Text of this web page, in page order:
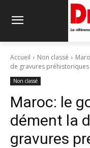
Accueil Non classé
de gravures préhistoriques
Non classé
Maroc: le
dément la
gravures